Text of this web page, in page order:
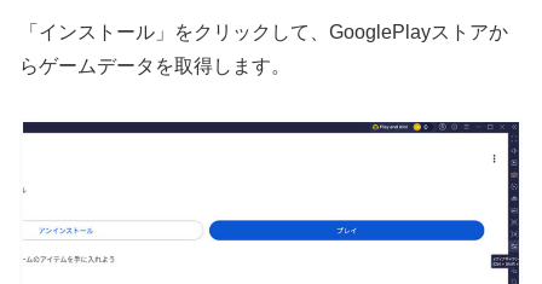
「インストール」をクリックして、GooglePlayストアか
らゲームデータを取得します。